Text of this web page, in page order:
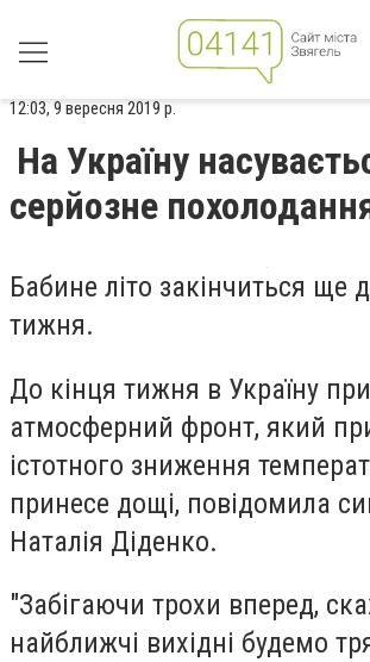
12:03, 9 вересня 2019 р.
На Україну
серйозне
Бабине літо закінчиться ще
тижня.
До кінця тижня в Україну
атмосферний фронт, який
істотного зниження
принесе дощі, повідомила
Наталія Діденко.
"Забігаючи трохи вперед,
найближчі вихідні будемо